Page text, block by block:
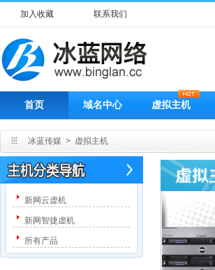
加入收藏 联系我们
首页 域名中心 虚拟主机
冰蓝传媒 > 虚拟主机
新网云虚机
新网智捷虚机
所有产品